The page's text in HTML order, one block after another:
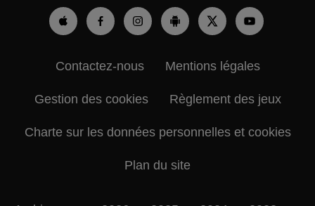
Contactez-nous Mentions légales
Gestion des cookies Règlement des jeux
Charte sur les données personnelles et cookies
Plan du site